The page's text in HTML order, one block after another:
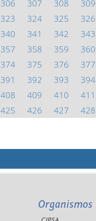
306 307 308
309
323 324 325
326
340 341 342
343
357 358 359
360
374 375 376
377
391 392 393
394
408 409 410
411
425 426 427
428
Organismos